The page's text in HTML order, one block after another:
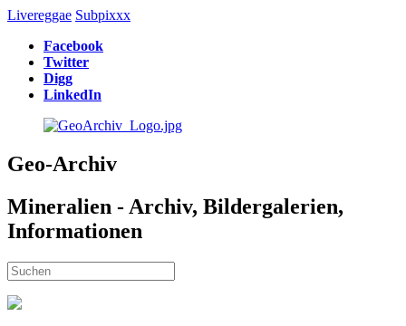
Livereggae Subpixxx
Facebook
Twitter
Digg
LinkedIn
Geo-Archiv
Mineralien - Archiv, Bildergalerien,
Informationen